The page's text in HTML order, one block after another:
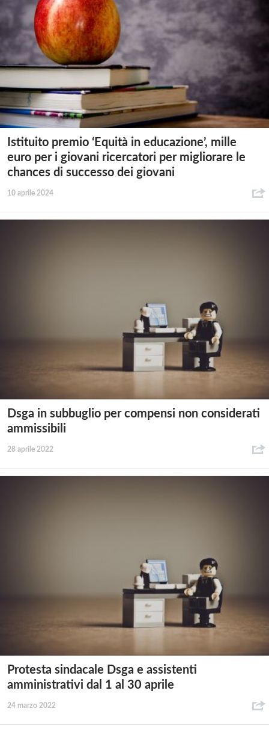
Istituito premio ‘Equità in educazione’, mille
euro per i giovani ricercatori per migliorare le
chances di successo dei giovani
10 aprile 2024
Dsga in subbuglio per compensi non considerati
ammissibili
28 aprile 2022
Protesta sindacale Dsga e assistenti
amministrativi dal 1 al 30 aprile
24 marzo 2022